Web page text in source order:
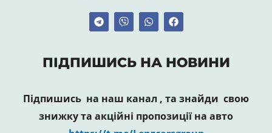
ПІДПИШИСЬ НА НОВИНИ
Підпишись на наш канал , та знайди свою
знижку та акційні пропозиції на авто